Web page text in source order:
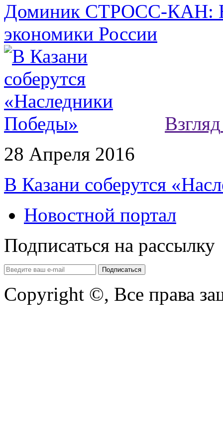
Доминик СТРОСС-КАН:
экономики России
Взгляд
28 Апреля 2016
В Казани соберутся
Новостной портал
Подписаться на рассылку
Copyright ©, Все права